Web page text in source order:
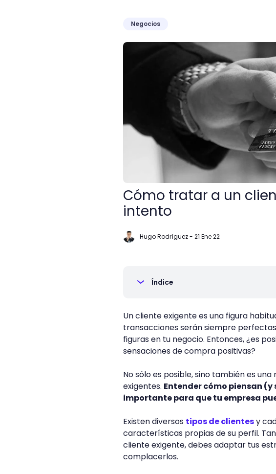
Negocios
Cómo tratar a un cliente exigente y no
Cómo tratar a un
intento
Hugo Rodríguez- 21 Ene 22
Índice
Un cliente exigente es una figura
transacciones serán siempre
figuras en tu negocio. Entonces, ¿es
sensaciones de compra positivas?
No sólo es posible, sino también es
exigentes. Entender cómo piensan
importante para que tu empresa
Existen diversos tipos de clientesy
características propias de su perfil.
cliente exigente, debes adaptar tus
complacerlos.